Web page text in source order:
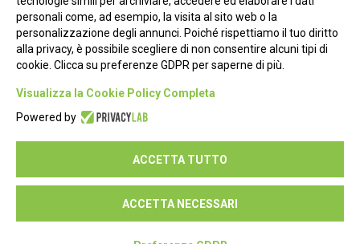
Piazza Alessandria, 24 - 00198 Roma
Privacy Policy
Seguici su:
personali come, ad esempio, la visita al sito web o la
personalizzazione degli annunci. Poiché rispettiamo il tuo diritto
alla privacy, è possibile scegliere di non consentire alcuni tipi di
cookie. Clicca su preferenze GDPR per saperne di più.
Visualizza la Cookie Policy Completa
Powered by
ACCETTA TUTTO
ACCETTA NECESSARI